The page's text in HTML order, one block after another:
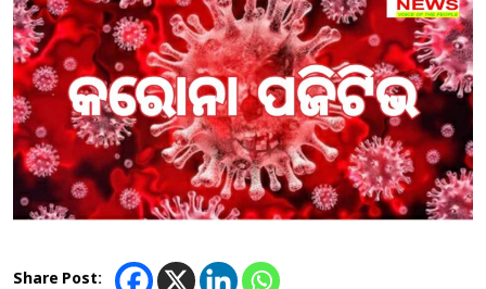
Share Post: